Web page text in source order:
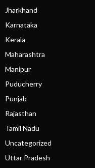
Jharkhand
Karnataka
Kerala
Maharashtra
Manipur
Puducherry
Punjab
Rajasthan
Tamil Nadu
Uncategorized
Uttar Pradesh